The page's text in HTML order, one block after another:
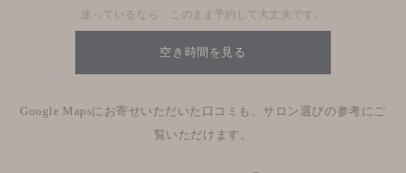
迷っているなら、このまま予約して大丈夫です。
空き時間を見る
Google Mapsにお寄せいただいた口コミも、サロン選びの参考にご
覧いただけます。